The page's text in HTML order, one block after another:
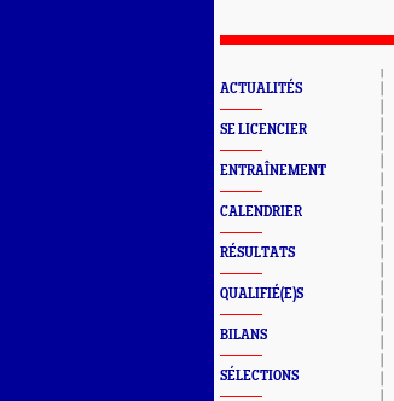
ACTUALITÉS
SE LICENCIER
ENTRAÎNEMENT
CALENDRIER
RÉSULTATS
QUALIFIÉ(E)S
BILANS
SÉLECTIONS